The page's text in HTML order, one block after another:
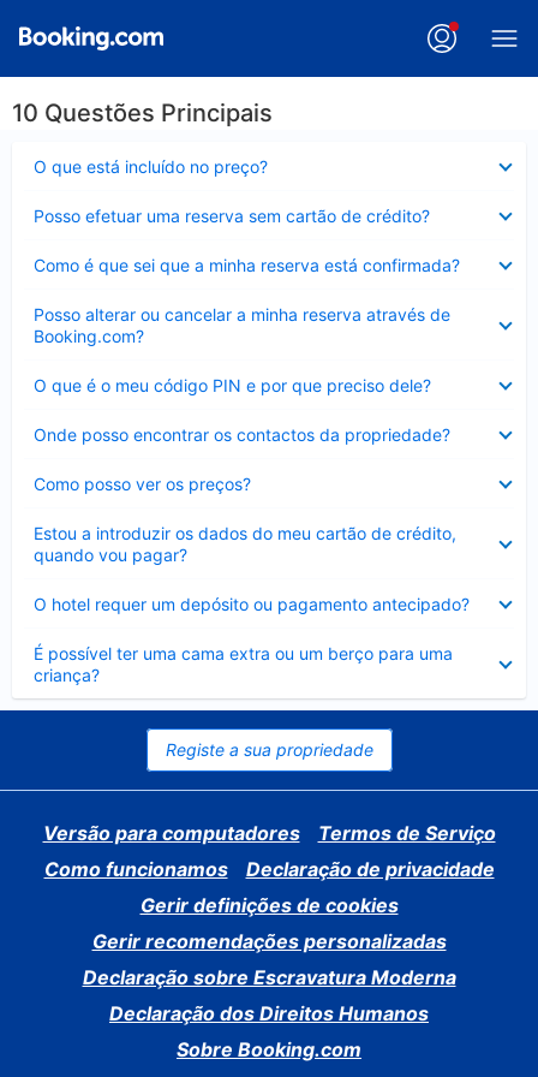
10 Questões Principais
O que está incluído no preço?
fechado
Posso efetuar uma reserva sem cartão de crédito?
fechado
Como é que sei que a minha reserva está confirmada?
fechado
Posso alterar ou cancelar a minha reserva através de
Booking.com?
fechado
O que é o meu código PIN e por que preciso dele?
fechado
Onde posso encontrar os contactos da propriedade?
fechado
Como posso ver os preços?
fechado
Estou a introduzir os dados do meu cartão de crédito,
quando vou pagar?
fechado
O hotel requer um depósito ou pagamento antecipado?
fechado
É possível ter uma cama extra ou um berço para uma
criança?
Elemento
fechado
Registe a sua propriedade
Versão para computadores
Termos de Serviço
Como funcionamos
Declaração de privacidade
Gerir definições de cookies
Gerir recomendações personalizadas
Declaração sobre Escravatura Moderna
Declaração dos Direitos Humanos
Sobre Booking.com